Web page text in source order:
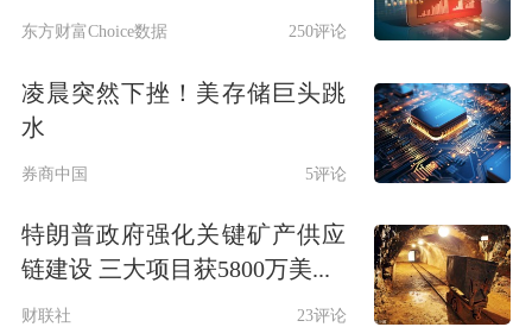
它产品在未来三年发展规划如何?答:您
工作,相关材料已上报,谢谢!2、国家医
保饮片集采政策已落地,过几天保价,国
作,怎么样了,这也许是益盛药业未来发
展机遇,公司其它主要产品,在...
东方财富Choice数据 250评论
凌晨突然下挫！美存储巨头跳
水
券商中国 5评论
特朗普政府强化关键矿产供应
链建设 三大项目获5800万美...
财联社 23评论